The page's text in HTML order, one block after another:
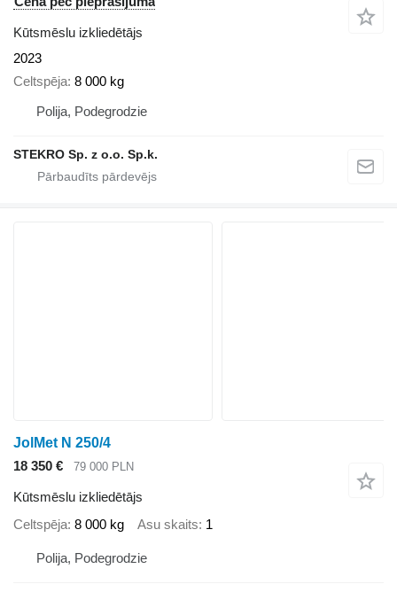
Kūtsmēslu izkliedētājs
2023
Celtspēja 8 000 kg
Polija, Podegrodzie
STEKRO Sp. z o.o. Sp.k.
JolMet N 250/4
18 350 €
79 000 PLN
Kūtsmēslu izkliedētājs
Celtspēja 8 000 kg Asu skaits 1
Polija, Podegrodzie